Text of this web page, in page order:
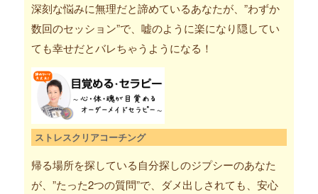
深刻な悩みに無理だと諦めているあなたが、”わずか
数回のセッション”で、嘘のように楽になり隠してい
ても幸せだとバレちゃうようになる！
ストレスクリアコーチング
帰る場所を探している自分探しのジプシーのあなた
が、”たった2つの質問”で、ダメ出しされても、安心